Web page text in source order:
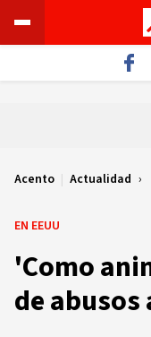
Acento | Actualidad
EN EEUU
'Como
de